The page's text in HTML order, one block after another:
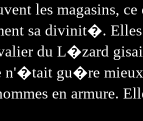
les magasins,
sa divinit�.
du L�zard
n'�tait gu�re
en